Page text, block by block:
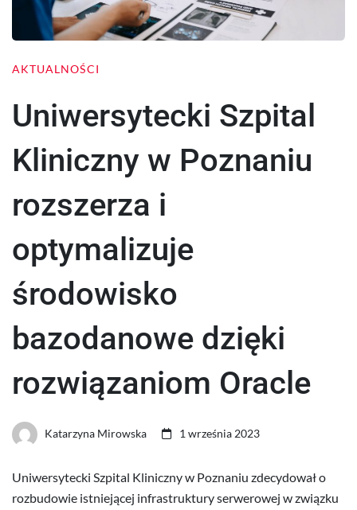
AKTUALNOŚCI
Uniwersytecki Szpital
Kliniczny w Poznaniu
rozszerza i
optymalizuje
środowisko
bazodanowe dzięki
rozwiązaniom Oracle
Katarzyna Mirowska 1 września 2023
Uniwersytecki Szpital Kliniczny w Poznaniu zdecydował o
rozbudowie istniejącej infrastruktury serwerowej w związku